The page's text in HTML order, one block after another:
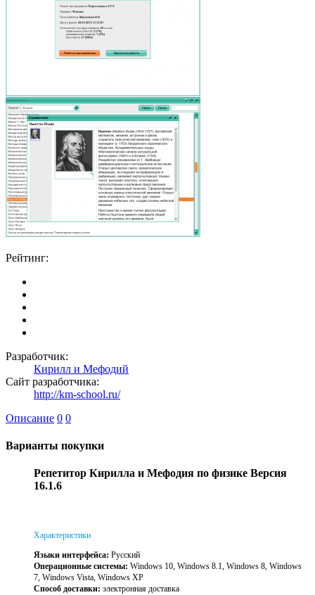
Рейтинг:
Разработчик:
Кирилл и Мефодий
Сайт разработчика:
http://km-school.ru/
Описание 0 0
Варианты покупки
Репетитор Кирилла и Мефодия по физике Версия
16.1.6
Характеристики
Языки интерфейса: Русский
Операционные системы: Windows 10, Windows 8.1, Windows 8, Windows
7, Windows Vista, Windows XP
Способ доставки: электронная доставка